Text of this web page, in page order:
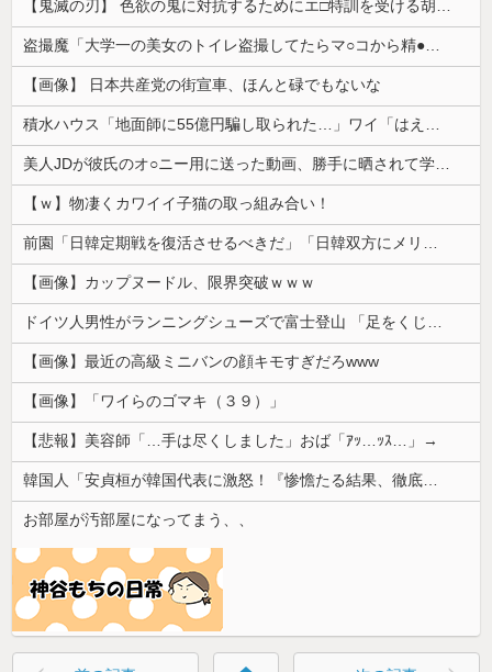
【画像】 日本共産党の街宣車、ほんと碌でもないな
【ｗ】物凄くカワイイ子猫の取っ組み合い！
【画像】カップヌードル、限界突破ｗｗｗ
【画像】最近の高級ミニバンの顔キモすぎだろwww
【画像】「ワイらのゴマキ（３９）」
【悲報】美容師「…手は尽くしました」おば「ｱｯ…ｯｽ…」→
お部屋が汚部屋になってまう、、